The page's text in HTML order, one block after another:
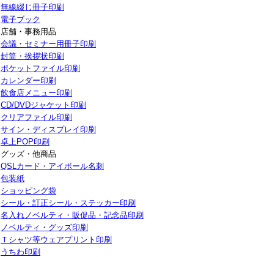
無線綴じ冊子印刷
電子ブック
店舗・事務用品
会議・セミナー用冊子印刷
封筒・挨拶状印刷
ポケットファイル印刷
カレンダー印刷
飲食店メニュー印刷
CD/DVDジャケット印刷
クリアファイル印刷
サイン・ディスプレイ印刷
卓上POP印刷
グッズ・他商品
QSLカード・アイボール名刺
包装紙
ショッピング袋
シール・訂正シール・ステッカー印刷
名入れノベルティ・販促品・記念品印刷
ノベルティ・グッズ印刷
Ｔシャツ等ウェアプリント印刷
うちわ印刷